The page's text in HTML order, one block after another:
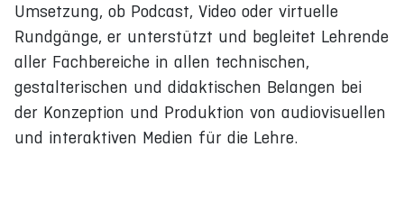
Umsetzung, ob Podcast, Video oder virtuelle
Rundgänge, er unterstützt und begleitet Lehrende
aller Fachbereiche in allen technischen,
gestalterischen und didaktischen Belangen bei
der Konzeption und Produktion von audiovisuellen
und interaktiven Medien für die Lehre.